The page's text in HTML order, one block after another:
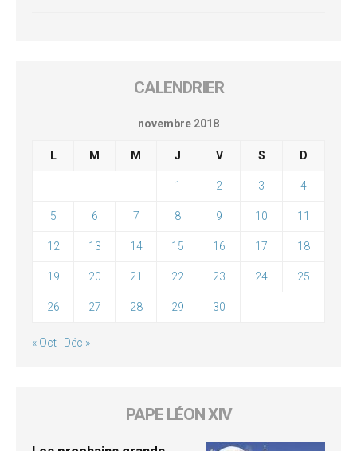
CALENDRIER
novembre 2018
L M M J V S D
1 2 3 4
5 6 7 8 9 10 11
12 13 14 15 16 17 18
19 20 21 22 23 24 25
26 27 28 29 30
« Oct Déc »
PAPE LÉON XIV